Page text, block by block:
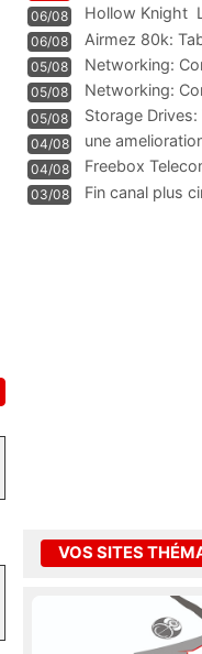
06/08 Hollow Knight
06/08
Airmez 80k:
Technologie
05/08 Networking:
05/08
Networking:
Information
05/08
Storage
Management
04/08
une
WIFI
04/08
Freebox
Communi
03/08 Fin canal plus
VOS SITES